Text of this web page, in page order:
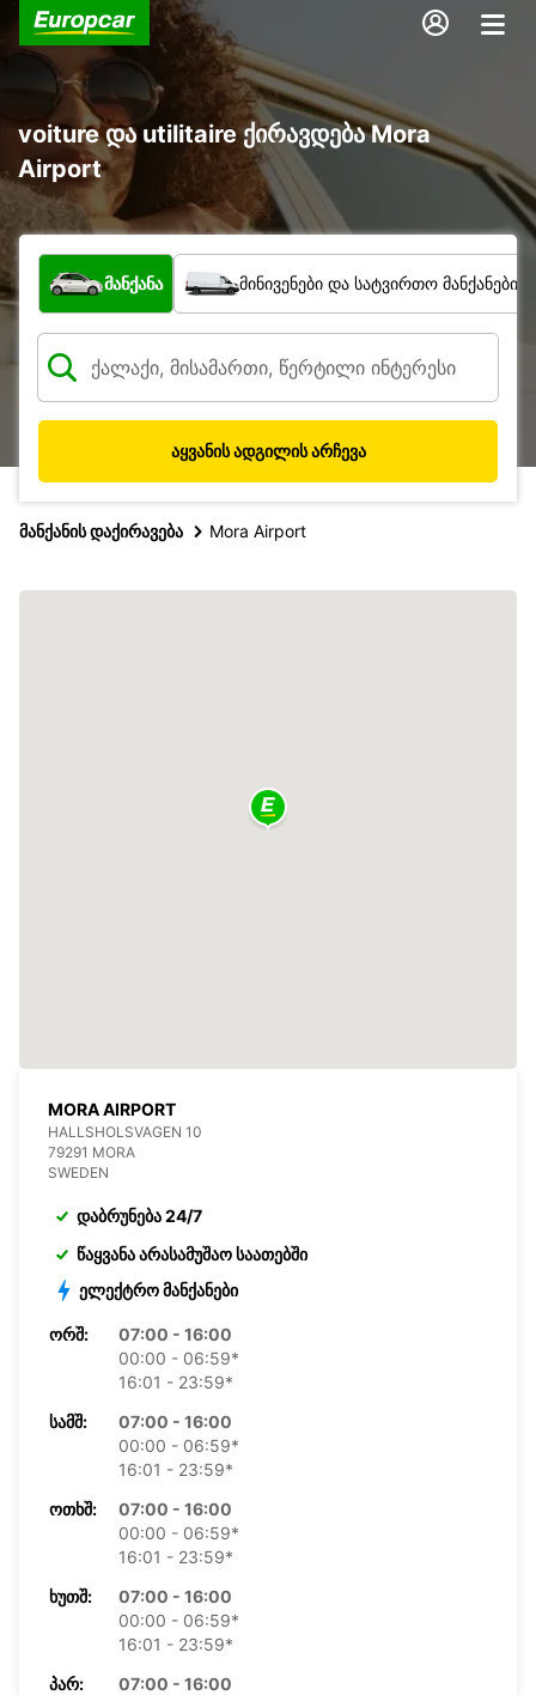
voiture და utilitaire ქირავდება Mora
Airport
რა ტიპის ავტომობილი?
მანქანა მინივენები და სატვირთო მანქანები
აყვანის ადგილის არჩევა
მანქანის დაქირავება Mora Airport
MORA AIRPORT
HALLSHOLSVAGEN 10
79291 MORA
SWEDEN
დაბრუნება 24/7
წაყვანა არასამუშაო საათებში
ელექტრო მანქანები
ᲝᲠᲨ:
07:00 - 16:00
00:00 - 06:59*
16:01 - 23:59*
ᲡᲐᲛᲨ:
07:00 - 16:00
00:00 - 06:59*
16:01 - 23:59*
ᲝᲗᲮᲨ:
07:00 - 16:00
00:00 - 06:59*
16:01 - 23:59*
ᲮᲣᲗᲨ:
07:00 - 16:00
00:00 - 06:59*
16:01 - 23:59*
ᲞᲐᲠ:
07:00 - 16:00